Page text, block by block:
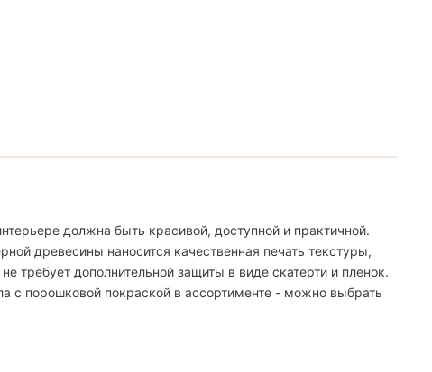
должна быть красивой, доступной и практичной.
древесины наносится качественная печать текстуры,
требует дополнительной защиты в виде скатерти и пленок.
с порошковой покраской в ассортименте - можно выбрать